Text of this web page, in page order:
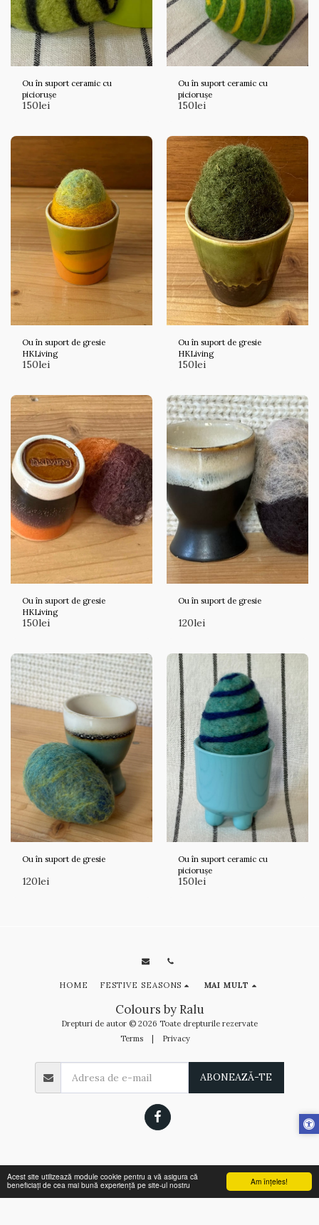
Am înţeles!
Acest site utilizează module cookie pentru a vă asigura că
beneficiați de cea mai bună experiență pe site-ul nostru
Ou în suport ceramic cu
piciorușe
150lei
Ou în suport ceramic cu
piciorușe
150lei
Ou în suport de gresie
HKLiving
150lei
Ou în suport de gresie
HKLiving
150lei
Ou în suport de gresie
HKLiving
150lei
Ou în suport de gresie
120lei
Ou în suport de gresie
120lei
Ou în suport ceramic cu
piciorușe
150lei
Colours by Ralu
Drepturi de autor © 2026 Toate drepturile rezervate
Terms | Privacy
HOME FESTIVE SEASONS MAI MULT
ABONEAZĂ-TE